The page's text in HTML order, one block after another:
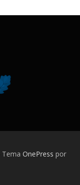
Tema OnePress por